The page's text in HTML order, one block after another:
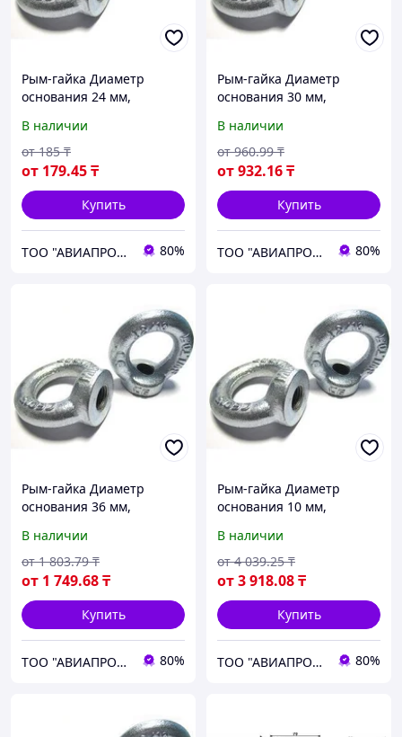
Рым-гайка Диаметр
основания 24 мм,
В наличии
от 179.45₸
от 185 ₸
Купить
ТОО "АВИАПРОМСТАЛЬ" 80%
Рым-гайка Диаметр
основания 30 мм,
В наличии
от932.16₸
от 960.99 ₸
Купить
ТОО "АВИАПРОМСТАЛЬ" 80%
Рым-гайка Диаметр
основания 36 мм,
В наличии
от 1 749.68₸
от 1 803.79 ₸
Купить
ТОО "АВИАПРОМСТАЛЬ" 80%
Рым-гайка Диаметр
основания 10 мм,
В наличии
от3 918.08₸
от 4 039.25 ₸
Купить
ТОО "АВИАПРОМСТАЛЬ" 80%